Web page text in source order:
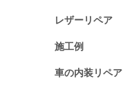
レザーリペア
施工例
車の内装リペア